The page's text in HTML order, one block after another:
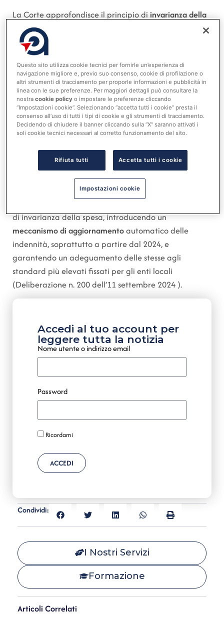
La Corte approfondisce il principio di invarianza della
spesa, introdotto inizialmente per limitare l’aumento
della spesa pubblica in seguito alla riduzione del
numero di amministratori locali (assessori e consiglieri
comunali) nei piccoli comuni. Tale principio richiedeva
che, anche con l’aumento delle indennità, la spesa
complessiva legata agli amministratori rimanesse
invariata rispetto a quella sostenuta in passato.
Tuttavia, la legge di bilancio 2022 ha introdotto un
nuovo regime per le indennità di funzionedei sindaci,
vicesindaci e assessori, in base al quale tali indennità
devono essere calcolate come percentuale del
trattamento economico dei presidenti delle Regioni,
variabile in base alla fascia demografica del comune.
di invarianza della spesa, introducendo un
meccanismo di aggiornamentoautomatico delle
indennità, soprattutto a partire dal 2024, e
garantendo un adeguamento delle stesse agli
standard più elevati fissati per gli enti locali
(Deliberazione n. 200 dell’11 settembre 2024 ).
Accedi al tuo account per
leggere tutta la notizia
Nome utente o indirizzo email
Password
Ricordami
ACCEDI
Condividi:
I Nostri Servizi
Formazione
Articoli Correlati
Questo sito utilizza cookie tecnici per fornirle un’esperienza di
navigazione migliore e, previo suo consenso, cookie di profilazione o
altri strumenti di tracciamento per proporle informazioni e pubblicità in
linea con le sue preferenze. Per maggiori dettagli può consultare la
nostracookie policy o impostare le preferenze cliccando
“Impostazioni cookie”. Selezionando “accetta tutti i cookie” presta il
consenso all’uso di tutti i tipi di cookie e gli strumenti di tracciamento.
Decidendo di chiudere il banner cliccando sulla “X” saranno attivati i
soli cookie tecnici necessari al corretto funzionamento del sito.
Rifiuta tutti Accetta tutti i cookie
Impostazioni cookie